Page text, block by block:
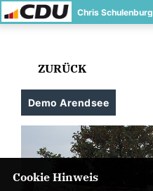
Chris Schulenburg
ZURÜCK
Demo Arendsee
Cookie Hinweis